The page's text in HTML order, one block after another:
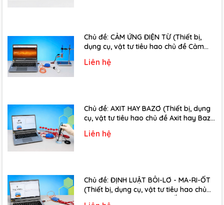
Chủ đề: CẢM ỨNG ĐIỆN TỪ (Thiết bị,
dụng cụ, vật tư tiêu hao chủ đề Cảm
Liên hệ
Chủ đề: AXIT HAY BAZƠ (Thiết bị, dụng
cụ, vật tư tiêu hao chủ đề Axit hay Bazơ
Liên hệ
Chủ đề: ĐỊNH LUẬT BÔI-LƠ - MA-RI-ỐT
(Thiết bị, dụng cụ, vật tư tiêu hao chủ